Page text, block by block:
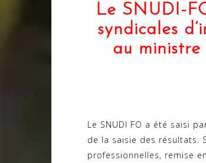
Le SNUDI-
syndicales
au ministre
Le SNUDI FO a été saisi
de la saisie des résultats.
professionnelles, remise